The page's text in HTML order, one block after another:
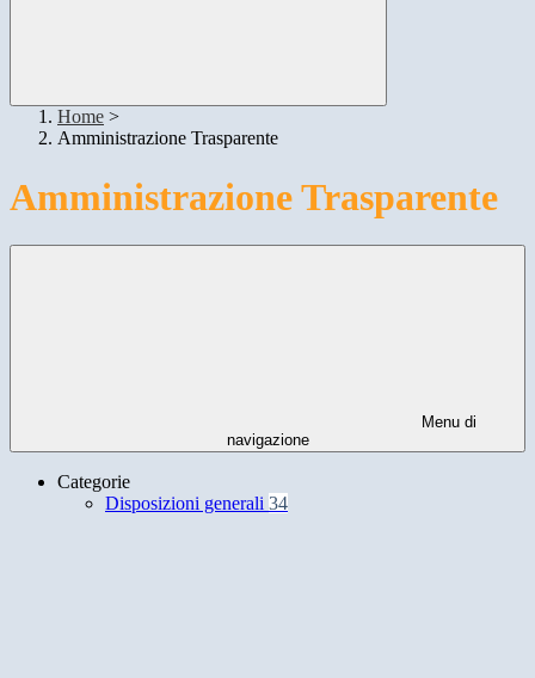
Home >
Amministrazione Trasparente
Amministrazione Trasparente
Menu di
navigazione
Categorie
Disposizioni generali 34